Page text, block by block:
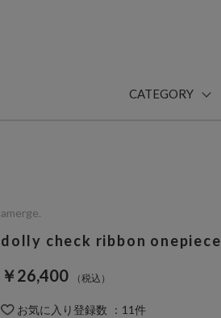
CATEGORY
dolly check ribbon onepiece
￥26,400
お気に入り登録数 ： 11件
amerge.